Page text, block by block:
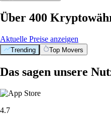
Über 400
Aktuelle Preise anzeigen
Trending Top Movers
Das sagen unsere
4.7